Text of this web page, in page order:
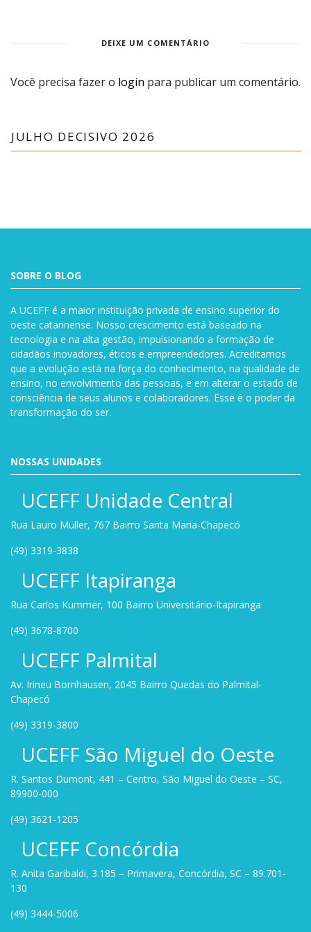
DEIXE UM COMENTÁRIO
Você precisa fazer o login para publicar um comentário.
JULHO DECISIVO 2026
SOBRE O BLOG
A UCEFF é a maior instituição privada de ensino superior do
oeste catarinense. Nosso crescimento está baseado na
tecnologia e na alta gestão, impulsionando a formação de
cidadãos inovadores, éticos e empreendedores. Acreditamos
que a evolução está na força do conhecimento, na qualidade de
ensino, no envolvimento das pessoas, e em alterar o estado de
consciência de seus alunos e colaboradores. Esse é o poder da
transformação do ser.
NOSSAS UNIDADES
UCEFF Unidade Central
Rua Lauro Müller, 767 Bairro Santa Maria-Chapecó
(49) 3319-3838
UCEFF Itapiranga
Rua Carlos Kummer, 100 Bairro Universitário-Itapiranga
(49) 3678-8700
UCEFF Palmital
Av. Irineu Bornhausen, 2045 Bairro Quedas do Palmital-
Chapecó
(49) 3319-3800
UCEFF São Miguel do Oeste
R. Santos Dumont, 441 – Centro, São Miguel do Oeste – SC,
89900-000
(49) 3621-1205
UCEFF Concórdia
R. Anita Garibaldi, 3.185 – Primavera, Concórdia, SC – 89.701-
130
(49) 3444-5006